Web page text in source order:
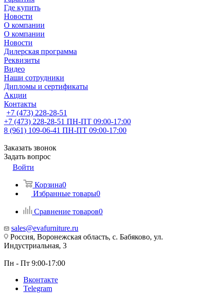
Где купить
Новости
О компании
О компании
Новости
Дилерская программа
Реквизиты
Видео
Наши сотрудники
Дипломы и сертификаты
Акции
Контакты
+7 (473) 228-28-51
+7 (473) 228-28-51 ПН-ПТ 09:00-17:00
8 (961) 109-06-41 ПН-ПТ 09:00-17:00
Заказать звонок
Задать вопрос
Войти
Корзина0
Избранные товары0
Сравнение товаров0
sales@evafurniture.ru
Россия, Воронежская область, с. Бабяково, ул.
Индустриальная, 3
Пн - Пт 9:00-17:00
Вконтакте
Telegram